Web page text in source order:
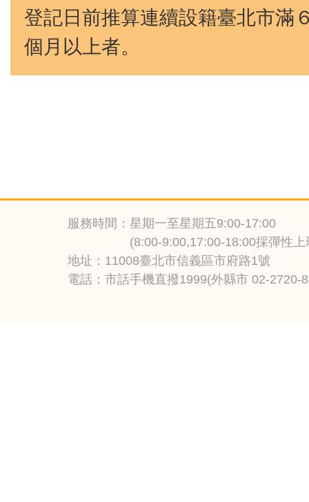
登記日前推算連續設籍臺北市滿
個月以上者。
服務時間：星期一至星期五9:00-17:00
(8:00-9:00,17:00-18:00採彈性上班)
地址：11008臺北市信義區市府路1號
電話：市話手機直撥1999(外縣市 02-